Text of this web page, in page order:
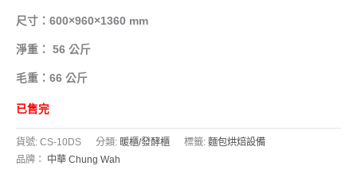
尺寸：600×960×1360 mm
淨重： 56 公斤
毛重：66 公斤
已售完
貨號: CS-10DS 分類: 暖櫃/發酵櫃 標籤: 麵包烘焙設備
品牌： 中華 Chung Wah